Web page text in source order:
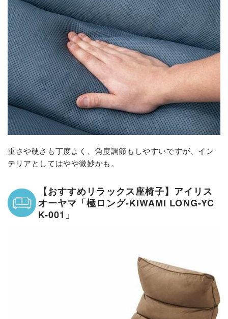
重さや硬さも丁度よく、角度調節もしやすいですが、イン
テリアとしてはやや微妙かも。
【おすすめリラックス座椅子】アイリス
オーヤマ「極ロング-KIWAMI LONG-YC
K-001」